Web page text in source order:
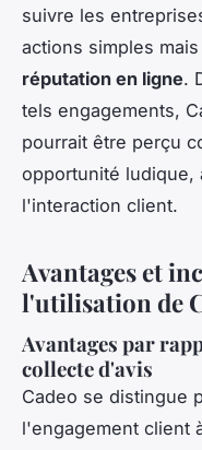
suivre les
actions simples
réputation en ligne.
tels engagements,
pourrait être perçu
opportunité ludique,
l'interaction client.
Avantages et
l'utilisation de
Avantages par
collecte d'avis
Cadeo se distingue
l'engagement client